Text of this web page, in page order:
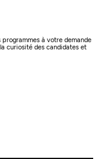
à votre demande
curiosité des candidates et